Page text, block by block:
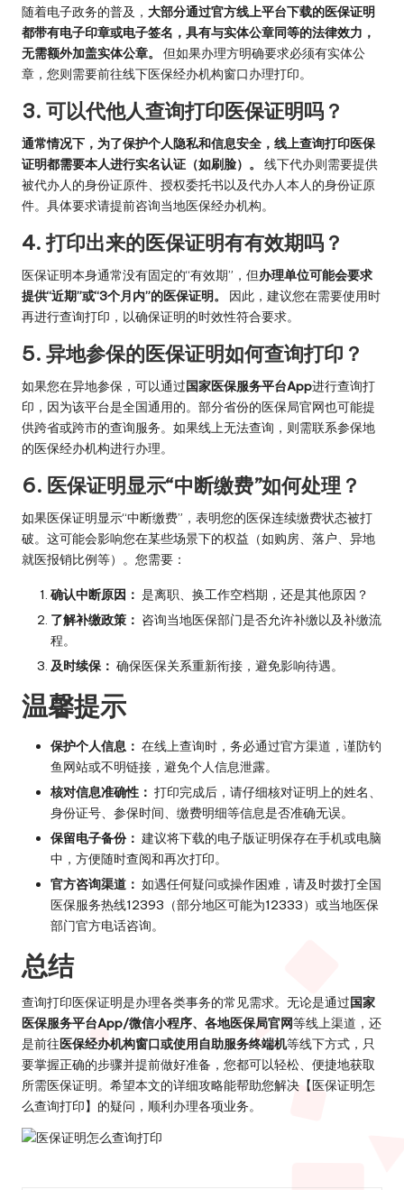
随着电子政务的普及， 大部分通过官方线上平台下载的医保证明
都带有电子印章或电子签名，具有与实体公章同等的法律效力，
无需额外加盖实体公章。
但如果办理方明确要求必须有实体公
章，您则需要前往线下医保经办机构窗口办理打印。
3. 可以代他人查询打印医保证明吗？
通常情况下，为了保护个人隐私和信息安全，线上查询打印医保
证明都需要本人进行实名认证（如刷脸）。
线下代办则需要提供
被代办人的身份证原件、授权委托书以及代办人本人的身份证原
件。具体要求请提前咨询当地医保经办机构。
4. 打印出来的医保证明有有效期吗？
医保证明本身通常没有固定的“有效期”，但办理单位可能会要求
提供“近期”或“3个月内”的医保证明。
因此，建议您在需要使用时
再进行查询打印，以确保证明的时效性符合要求。
5. 异地参保的医保证明如何查询打印？
如果您在异地参保，可以通过国家医保服务平台App进行查询打
印，因为该平台是全国通用的。部分省份的医保局官网也可能提
供跨省或跨市的查询服务。如果线上无法查询，则需联系参保地
的医保经办机构进行办理。
6. 医保证明显示“中断缴费”如何处理？
如果医保证明显示“中断缴费”，表明您的医保连续缴费状态被打
破。这可能会影响您在某些场景下的权益（如购房、落户、异地
就医报销比例等）。您需要：
确认中断原因： 是离职、换工作空档期，还是其他原因？
了解补缴政策： 咨询当地医保部门是否允许补缴以及补缴流
程。
及时续保： 确保医保关系重新衔接，避免影响待遇。
温馨提示
保护个人信息： 在线上查询时，务必通过官方渠道，谨防钓
鱼网站或不明链接，避免个人信息泄露。
核对信息准确性： 打印完成后，请仔细核对证明上的姓名、
身份证号、参保时间、缴费明细等信息是否准确无误。
保留电子备份： 建议将下载的电子版证明保存在手机或电脑
中，方便随时查阅和再次打印。
官方咨询渠道： 如遇任何疑问或操作困难，请及时拨打全国
医保服务热线12393（部分地区可能为12333）或当地医保
部门官方电话咨询。
总结
查询打印医保证明是办理各类事务的常见需求。无论是通过国家
医保服务平台App/微信小程序、各地医保局官网等线上渠道，还
是前往医保经办机构窗口或使用自助服务终端机等线下方式，只
要掌握正确的步骤并提前做好准备，您都可以轻松、便捷地获取
所需医保证明。希望本文的详细攻略能帮助您解决【医保证明怎
么查询打印】的疑问，顺利办理各项业务。